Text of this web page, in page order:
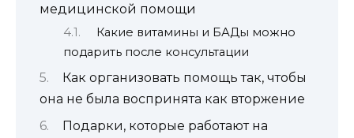
медицинской помощи
Какие витамины и БАДы можно
подарить после консультации
Как организовать помощь так, чтобы
она не была воспринята как вторжение
Подарки, которые работают на